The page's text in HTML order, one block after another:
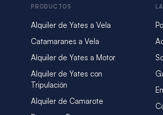
PRODUCTOS
Alquiler de Yates a Vela
Catamaranes a Vela
Alquiler de Yates a Motor
Alquiler de Yates con
Tripulación
Alquiler de Camarote